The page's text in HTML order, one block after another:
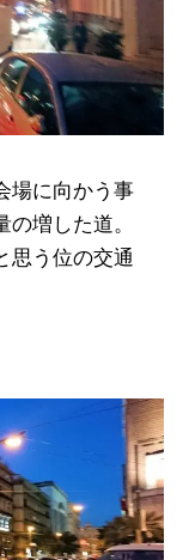
場に向かう事
増した道。
思う位の交通